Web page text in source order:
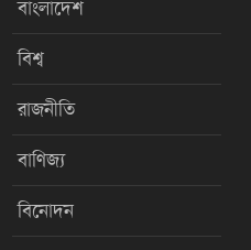
বাংলাদেশ
বিশ্ব
রাজনীতি
বাণিজ্য
বিনোদন